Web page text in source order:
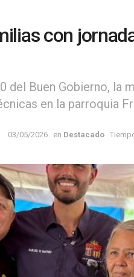
con
del Buen Gobierno, la
en la parroquia
03/05/2026 en Destacado